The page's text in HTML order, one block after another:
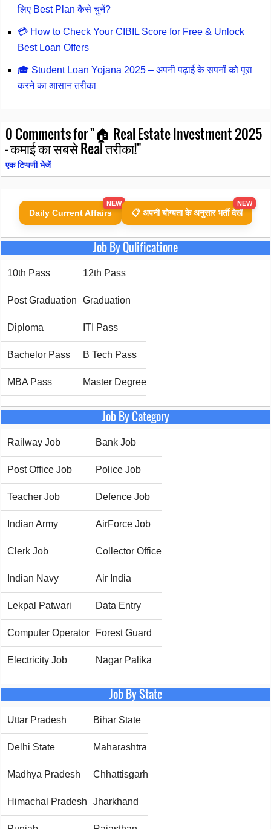
लिए Best Plan कैसे चुनें?
💳 How to Check Your CIBIL Score for Free & Unlock
Best Loan Offers
🎓 Student Loan Yojana 2025 – अपनी पढ़ाई के सपनों को पूरा
करने का आसान तरीका
0Comments for "🏠 Real Estate Investment 2025
– कमाई का सबसे Real तरीका!"
एक टिप्पणी भेजें
Daily Current Affairs
NEW
📋 अपनी योग्यता के अनुसार भर्ती देखें
NEW
Job By Qulificatione
10th Pass 12th Pass
Post Graduation Graduation
Diploma ITI Pass
Bachelor Pass B Tech Pass
MBA Pass Master Degree
Job By Category
Railway Job Bank Job
Post Office Job Police Job
Teacher Job Defence Job
Indian Army AirForce Job
Clerk Job Collector Office
Indian Navy Air India
Lekpal Patwari Data Entry
Computer Operator Forest Guard
Electricity Job Nagar Palika
Job By State
Uttar Pradesh Bihar State
Delhi State Maharashtra
Madhya Pradesh Chhattisgarh
Himachal Pradesh Jharkhand